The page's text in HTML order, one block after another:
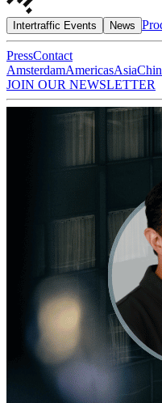
Intertraffic Events News
PressContact
AmsterdamAmericasAsia
JOIN OUR NEWSLETTER